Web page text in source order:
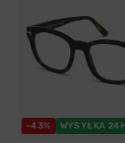
-43% WYSYŁKA